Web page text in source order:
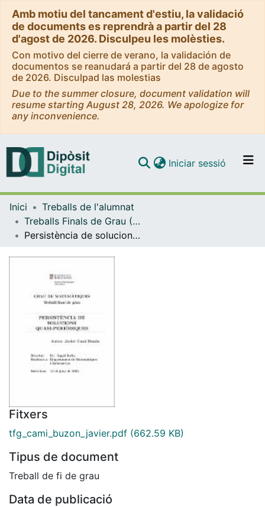
Amb motiu del tancament d'estiu, la validació
de documents es reprendrà a partir del 28
d'agost de 2026. Disculpeu les molèsties.
Con motivo del cierre de verano, la validación de
documentos se reanudará a partir del 28 de agosto
de 2026. Disculpad las molestias
Due to the summer closure, document validation will
resume starting August 28, 2026. We apologize for
any inconvenience.
Navega per tot el DD
Iniciar sessió (current)
Inici
Treballs de l'alumnat
Treballs Finals de Grau (TFG) - Matemàtiques
Persistència de solucions quasi-periòdiques
Fitxers
tfg_cami_buzon_javier.pdf (662.59 KB)
Tipus de document
Treball de fi de grau
Data de publicació